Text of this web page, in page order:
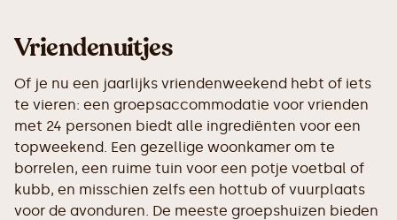
Vriendenuitjes
Of je nu een jaarlijks vriendenweekend hebt of iets
te vieren: een groepsaccommodatie voor vrienden
met 24 personen biedt alle ingrediënten voor een
topweekend. Een gezellige woonkamer om te
borrelen, een ruime tuin voor een potje voetbal of
kubb, en misschien zelfs een hottub of vuurplaats
voor de avonduren. De meeste groepshuizen bieden